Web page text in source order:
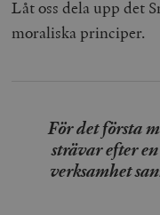
Låt oss dela upp det
moraliska principer.
För det första
strävar efter
verksamhet